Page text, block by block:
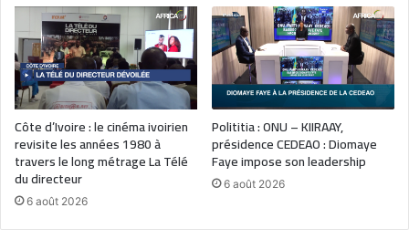
Côte d’Ivoire : le cinéma ivoirien
revisite les années 1980 à
travers le long métrage La Télé
du directeur
6 août 2026
Polititia : ONU – KIIRAAY,
présidence CEDEAO : Diomaye
Faye impose son leadership
6 août 2026